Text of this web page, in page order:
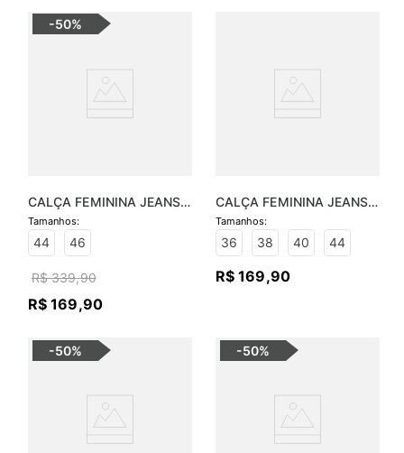
-50%
CALÇA FEMININA JEANS
WIDE LEG
44
46
R$ 339,90
R$ 169,90
CALÇA FEMININA JEANS
BÁSICA SOFIA - JEANS
BLACK
36 38 40 44
R$ 169,90
-50% -50%